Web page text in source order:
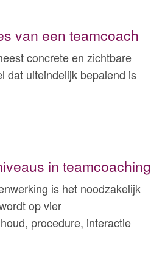
van een teamcoach
concrete en zichtbare
dat uiteindelijk bepalend is
in teamcoaching
is het noodzakelijk
op vier
procedure, interactie